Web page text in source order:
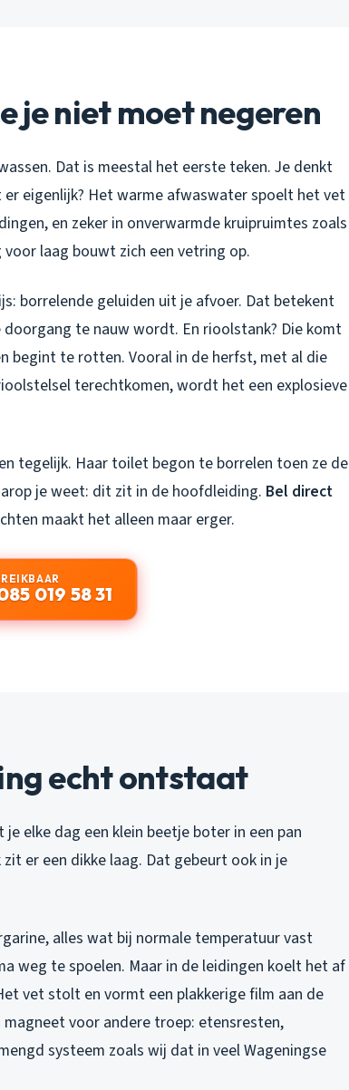
je niet moet negeren
Dat is meestal het eerste teken. Je denkt
eigenlijk? Het warme afwaswater spoelt het vet
en zeker in onverwarmde kruipruimtes zoals
laag bouwt zich een vetring op.
borrelende geluiden uit je afvoer. Dat betekent
te nauw wordt. En rioolstank? Die komt
begint te rotten. Vooral in de herfst, met al die
terechtkomen, wordt het een explosieve
tegelijk. Haar toilet begon te borrelen toen ze de
je weet: dit zit in de hoofdleiding. Bel direct
maakt het alleen maar erger.
019 58 31
echt ontstaat
elke dag een klein beetje boter in een pan
er een dikke laag. Dat gebeurt ook in je
alles wat bij normale temperatuur vast
weg te spoelen. Maar in de leidingen koelt het af
vet stolt en vormt een plakkerige film aan de
voor andere troep: etensresten,
systeem zoals wij dat in veel Wageningse